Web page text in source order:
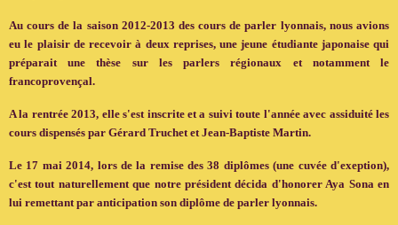
Au cours de la saison 2012-2013 des cours de parler lyonnais, nous avions
eu le plaisir de recevoir à deux reprises, une jeune étudiante japonaise qui
préparait une thèse sur les parlers régionaux et notamment le
francoprovençal.
A la rentrée 2013, elle s'est inscrite et a suivi toute l'année avec assiduité les
cours dispensés par Gérard Truchet et Jean-Baptiste Martin.
Le 17 mai 2014, lors de la remise des 38 diplômes (une cuvée d'exeption),
c'est tout naturellement que notre président décida d'honorer Aya Sona en
lui remettant par anticipation son diplôme de parler lyonnais.